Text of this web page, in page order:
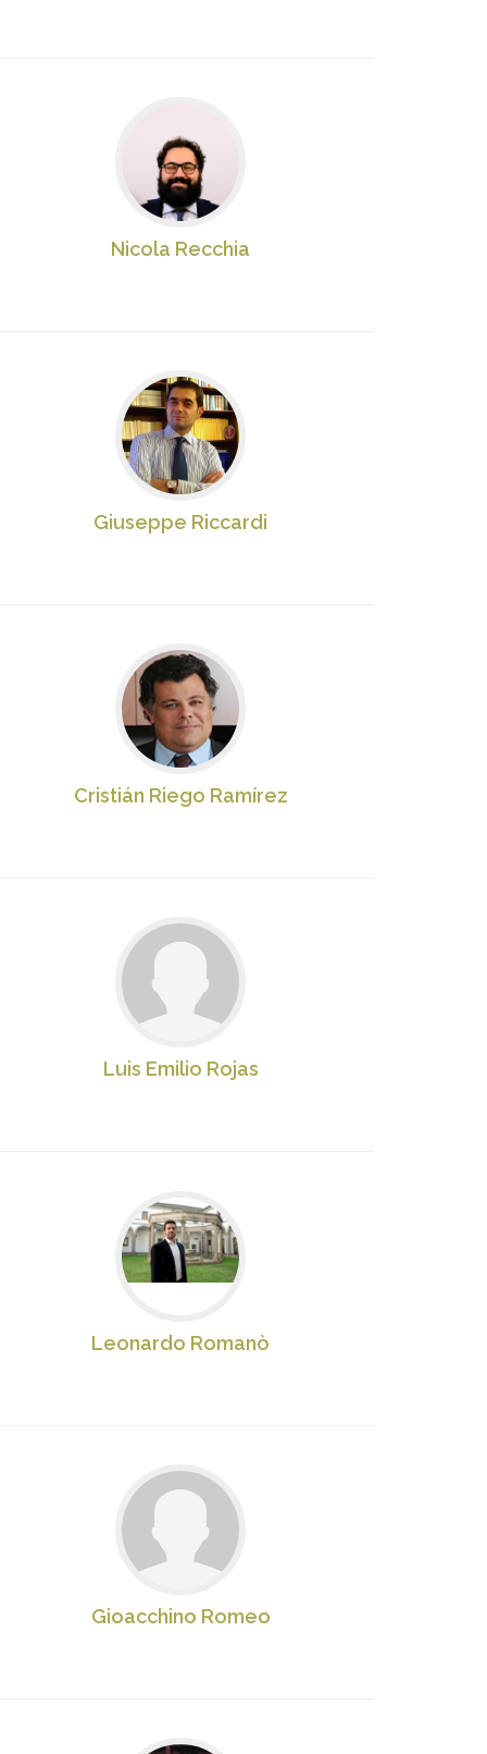
Nicola Recchia
Giuseppe Riccardi
Cristián Riego Ramírez
Luis Emilio Rojas
Leonardo Romanò
Gioacchino Romeo